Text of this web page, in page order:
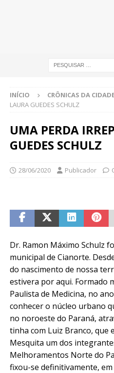
INÍCIO CRÔNICAS DA
LAURA GUEDES SCHULZ
UMA PERDA
GUEDES SCHULZ
28/06/2020 Publicador
Dr. Ramon Máximo Schulz
municipal de Cianorte.
do nascimento de nossa
estivera por aqui. Formado
Paulista de Medicina, no
conhecer o núcleo urbano
no noroeste do Paraná,
tinha com Luiz Branco, que
Mesquita um dos
Melhoramentos Norte do
fixou-se definitivamente,